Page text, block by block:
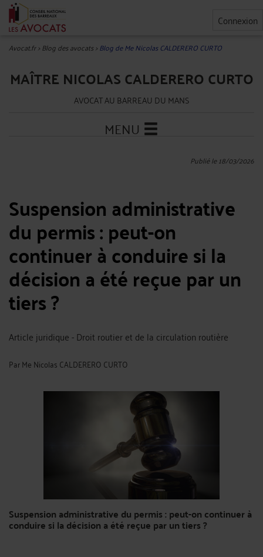
Connexion
Avocat.fr>Blog des avocats>Blog de Me Nicolas CALDERERO CURTO
MAÎTRE NICOLAS CALDERERO CURTO
AVOCAT AU BARREAU DU MANS
MENU
Publié le 18/03/2026
Suspension administrative
du permis : peut-on
continuer à conduire si la
décision a été reçue par un
tiers ?
Article juridique - Droit routier et de la circulation routière
ParMe Nicolas CALDERERO CURTO
Suspension administrative du permis : peut-on continuer à
conduire si la décision a été reçue par un tiers ?